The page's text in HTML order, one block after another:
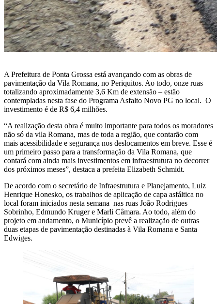
A Prefeitura de Ponta Grossa está avançando com as obras de
pavimentação da Vila Romana, no Periquitos. Ao todo, onze ruas –
totalizando aproximadamente 3,6 Km de extensão – estão
contempladas nesta fase do Programa Asfalto Novo PG no local. O
investimento é de R$ 6,4 milhões.
“A realização desta obra é muito importante para todos os moradores
não só da vila Romana, mas de toda a região, que contarão com
mais acessibilidade e segurança nos deslocamentos em breve. Esse é
um primeiro passo para a transformação da Vila Romana, que
contará com ainda mais investimentos em infraestrutura no decorrer
dos próximos meses”, destaca a prefeita Elizabeth Schmidt.
De acordo com o secretário de Infraestrutura e Planejamento, Luiz
Henrique Honesko, os trabalhos de aplicação de capa asfáltica no
local foram iniciados nesta semana nas ruas João Rodrigues
Sobrinho, Edmundo Kruger e Marli Câmara. Ao todo, além do
projeto em andamento, o Município prevê a realização de outras
duas etapas de pavimentação destinadas à Vila Romana e Santa
Edwiges.